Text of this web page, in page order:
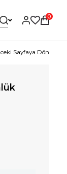
0
Sayfaya Dön